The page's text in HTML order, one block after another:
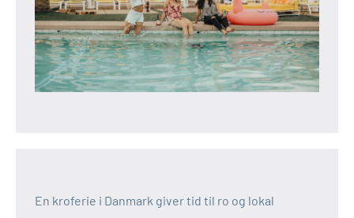
En kroferie i Danmark giver tid til ro og lokal